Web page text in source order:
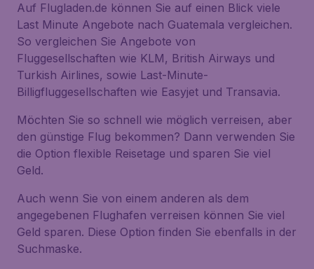
Auf Flugladen.de können Sie auf einen Blick viele
Last Minute Angebote nach Guatemala vergleichen.
So vergleichen Sie Angebote von
Fluggesellschaften wie KLM, British Airways und
Turkish Airlines, sowie Last-Minute-
Billigfluggesellschaften wie Easyjet und Transavia.
Möchten Sie so schnell wie möglich verreisen, aber
den günstige Flug bekommen? Dann verwenden Sie
die Option flexible Reisetage und sparen Sie viel
Geld.
Auch wenn Sie von einem anderen als dem
angegebenen Flughafen verreisen können Sie viel
Geld sparen. Diese Option finden Sie ebenfalls in der
Suchmaske.